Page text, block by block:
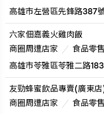
高雄市左營區先鋒路387
六家佃嘉義火雞肉飯
商圈周遭店家
食品零
高雄市苓雅區苓雅二路
友勁蜂蜜飲品專賣(廣東
商圈周遭店家
食品零